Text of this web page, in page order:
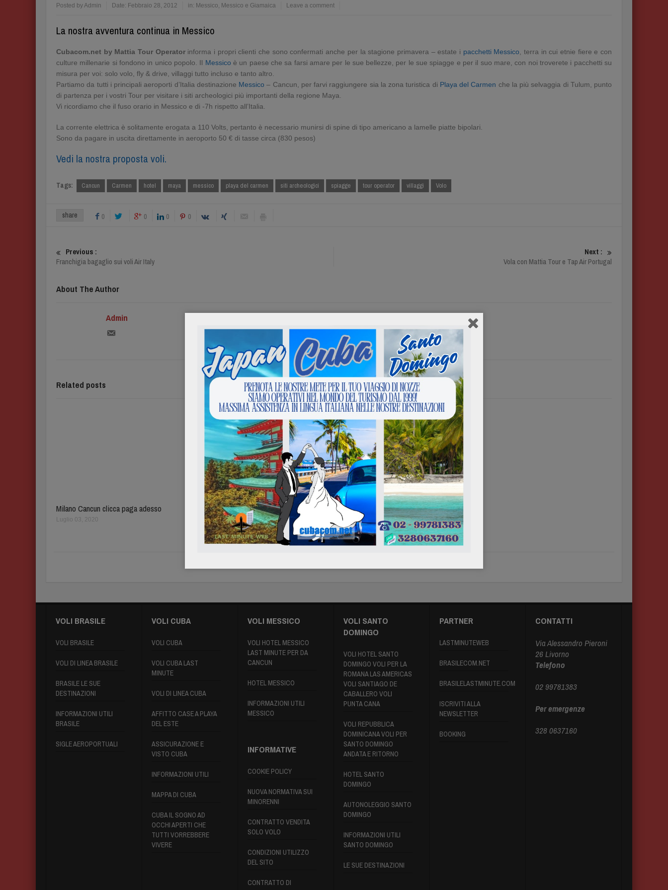
Posted byAdmin Date: Febbraio 28, 2012 in: Messico, Messico e Giamaica Leave a comment
La nostra avventura continua in Messico
Cubacom.net by Mattia Tour Operatorinforma i propri clienti che sono confermati anche per la stagione primavera – estate i pacchetti Messico , terra in cui etnie fiere e con
culture millenarie si fondono in unico popolo. Il Messico è un paese che sa farsi amare per le sue bellezze, per le sue spiagge e per il suo mare, con noi troverete i pacchetti su
misura per voi: solo volo, fly & drive, villaggi tutto incluso e tanto altro.
Partiamo da tutti i principali aeroporti d’Italia destinazione Messico – Cancun, per farvi raggiungere sia la zona turistica di Playa del Carmen che la più selvaggia di Tulum, punto
di partenza per i vostri Tour per visitare i siti archeologici più importanti della regione Maya.
Vi ricordiamo che il fuso orario in Messico e di -7h rispetto all’Italia.
La corrente elettrica è solitamente erogata a 110 Volts, pertanto è necessario munirsi di spine di tipo americano a lamelle piatte bipolari.
Sono da pagare in uscita direttamente in aeroporto 50 € di tasse circa (830 pesos)
Vedi la nostra proposta voli.
Tags: Cancun Carmen hotel maya messico playa del carmen siti archeologici spiagge tour operator villaggi Volo
share 0 0 0 0
Previous :
Franchigia bagaglio sui voli Air Italy
Next :
Vola con Mattia Tour e Tap Air Portugal
About The Author
Admin
Related posts
Milano Cancun clicca paga adesso
Luglio 03, 2020
Voli Cuba Messico Santo Domingo
Giamaica 2019
Dicembre 31, 2018
Last Minute Messico e Giamaica
Giugno 05, 2018
VOLI BRASILE
VOLI BRASILE
VOLI DI LINEA BRASILE
BRASILE LE SUE
DESTINAZIONI
INFORMAZIONI UTILI
BRASILE
SIGLE AEROPORTUALI
VOLI CUBA
VOLI CUBA
VOLI CUBA LAST
MINUTE
VOLI DI LINEA CUBA
AFFITTO CASE A PLAYA
DEL ESTE
ASSICURAZIONE E
VISTO CUBA
INFORMAZIONI UTILI
MAPPA DI CUBA
CUBA IL SOGNO AD
OCCHI APERTI CHE
TUTTI VORREBBERE
VIVERE
VOLI MESSICO
VOLI HOTEL MESSICO
LAST MINUTE PER DA
CANCUN
HOTEL MESSICO
INFORMAZIONI UTILI
MESSICO
INFORMATIVE
COOKIE POLICY
NUOVA NORMATIVA SUI
MINORENNI
CONTRATTO VENDITA
SOLO VOLO
CONDIZIONI UTILIZZO
DEL SITO
CONTRATTO DI
VOLI SANTO
DOMINGO
VOLI HOTEL SANTO
DOMINGO VOLI PER LA
ROMANA LAS AMERICAS
VOLI SANTIAGO DE
CABALLERO VOLI
PUNTA CANA
VOLI REPUBBLICA
DOMINICANA VOLI PER
SANTO DOMINGO
ANDATA E RITORNO
HOTEL SANTO
DOMINGO
AUTONOLEGGIO SANTO
DOMINGO
INFORMAZIONI UTILI
SANTO DOMINGO
LE SUE DESTINAZIONI
PARTNER
LASTMINUTEWEB
BRASILECOM.NET
BRASILELASTMINUTE.COM
ISCRIVITI ALLA
NEWSLETTER
BOOKING
CONTATTI
Via Alessandro Pieroni
26 Livorno
Telefono
02 99781383
Per emergenze
328 0637160